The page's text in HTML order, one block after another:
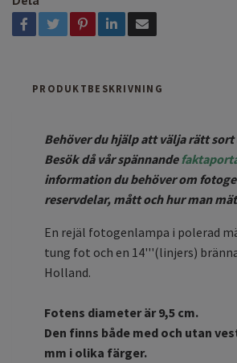
PRODUKTBESKRIVNING
Behöver du hjälp att välja rätt
Besök då vår spännande
information du behöver om
reservdelar, mått och hur man
En rejäl fotogenlampa i polerad
tung fot och en 14'''(linjers)
Holland.
Fotens diameter är 9,5 cm.
Den finns både med och utan
mm i olika färger.